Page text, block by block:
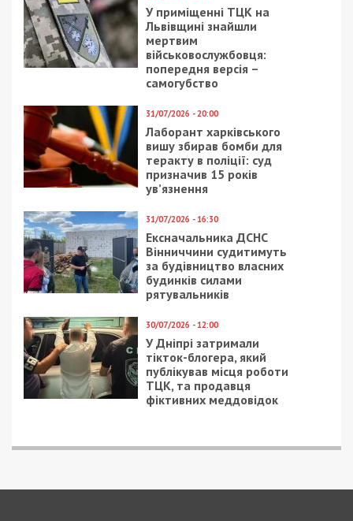
У приміщенні ТЦК на
Львівщині знайшли
мертвим
військовослужбовця:
попередня версія –
самогубство
31/07/2026 - 20:00
Лаборант харківського
вишу збирав бомби для
теракту в поліції: суд
призначив 15 років
ув’язнення
31/07/2026 - 16:30
Ексначальника ДСНС
Вінниччини судитимуть
за будівництво власних
будинків силами
рятувальників
30/07/2026 - 12:00
У Дніпрі затримали
тікток-блогера, який
публікував місця роботи
ТЦК, та продавця
фіктивних меддовідок